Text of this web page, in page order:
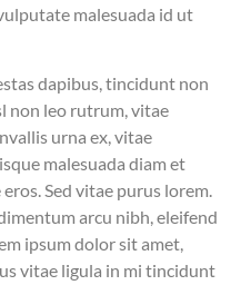
malesuada id ut
dapibus, tincidunt non
non leo rutrum, vitae
urna ex, vitae
malesuada diam et
Sed vitae purus lorem.
arcu nibh, eleifend
ipsum dolor sit amet,
vitae ligula in mi tincidunt